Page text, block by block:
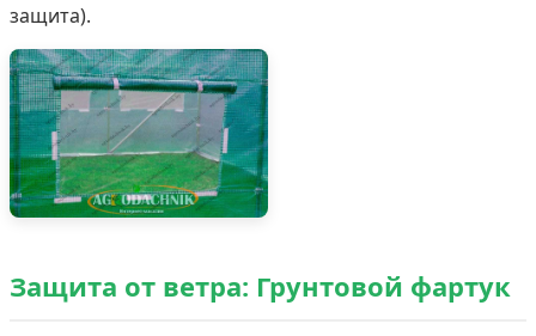
защита).
Защита от ветра: Грунтовой фартук